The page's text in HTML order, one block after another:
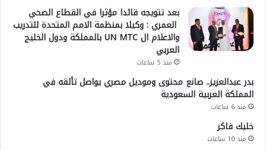
بعد تتويجه قائدا مؤثرا في القطاع الصحي
العمري : وكيلا بمنظمة الامم المتحدة للتدريب
والاعلام ال UN MTC بالمملكة ودول الخليج
العربي
منذ 5 ساعات
بدر عبدالعزيز.. صانع محتوى وموديل مصري يواصل تألقه في
المملكة العربية السعودية
منذ 6 ساعات
خليك فاكر
منذ 10 ساعات